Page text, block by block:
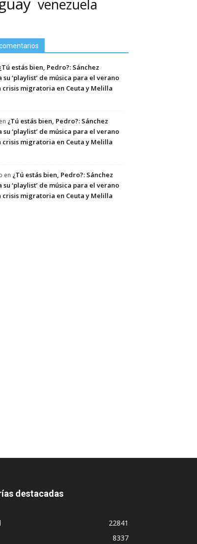
venezuela
estás bien, Pedro?: Sánchez
su ‘playlist’ de música para el verano
crisis migratoria en Ceuta y Melilla
en ¿Tú estás bien, Pedro?: Sánchez
su ‘playlist’ de música para el verano
crisis migratoria en Ceuta y Melilla
en ¿Tú estás bien, Pedro?: Sánchez
su ‘playlist’ de música para el verano
crisis migratoria en Ceuta y Melilla
destacadas
22841
8337